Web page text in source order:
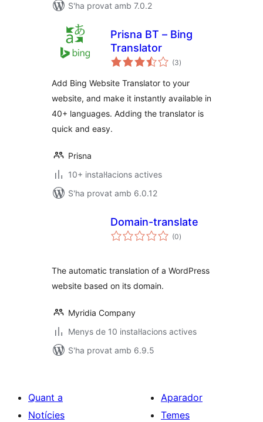
S'ha provat amb 7.0.2
Prisna BT – Bing
Translator
(3puntuacions
totals
)
Add Bing Website Translator to your
website, and make it instantly available in
40+ languages. Adding the translator is
quick and easy.
Prisna
10+ instal·lacions actives
S'ha provat amb 6.0.12
Domain-translate
(0puntuacions
totals
)
The automatic translation of a WordPress
website based on its domain.
Myridia Company
Menys de 10 instal·lacions actives
S'ha provat amb 6.9.5
Quant a
Notícies
Aparador
Temes